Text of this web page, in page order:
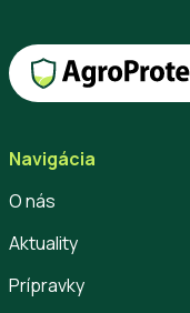
Navigácia
O nás
Aktuality
Prípravky